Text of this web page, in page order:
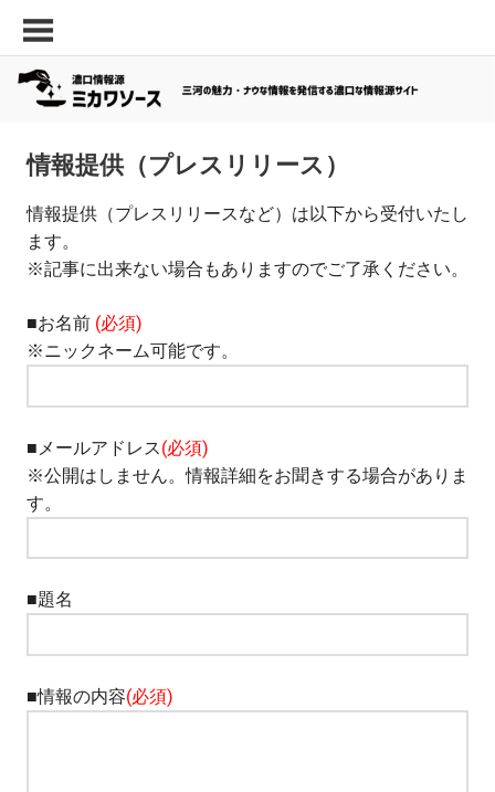
口
情
源
「ミ
ワ
ソ
ー
の
面
い
ス
ポ
ト・
新
飲
食
ど
の
報
を
る
活
情報提供（プレスリリース）
情報提供（プレスリリースなど）は以下から受付いたし
ます。
※記事に出来ない場合もありますのでご了承ください。
■お名前 (必須)
※ニックネーム可能です。
■メールアドレス(必須)
※公開はしません。情報詳細をお聞きする場合がありま
す。
■題名
■情報の内容(必須)